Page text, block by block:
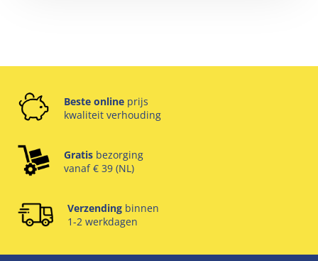
Beste online prijs
kwaliteit verhouding
Gratis bezorging
vanaf € 39 (NL)
Verzending binnen
1-2 werkdagen